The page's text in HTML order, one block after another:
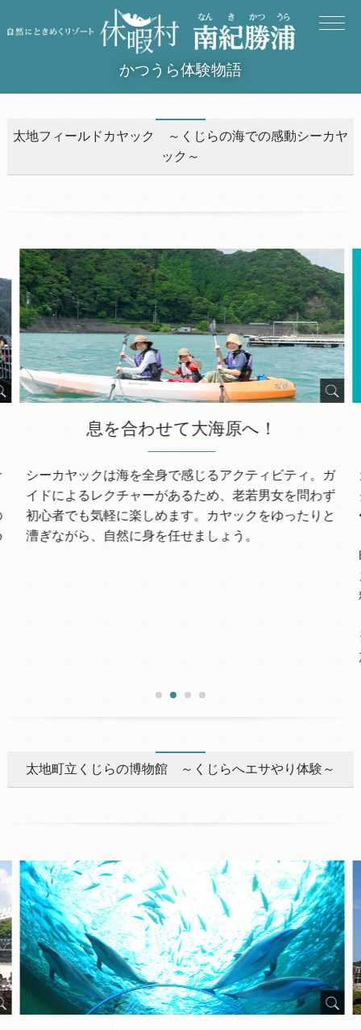
かつうら体験物語
太地フィールドカヤック ～くじらの海での感動シーカヤ
ック～
息を合わせて大海原へ！
シーカヤックは海を全身で感じるアクティビティ。ガ
イドによるレクチャーがあるため、老若男女を問わず
初心者でも気軽に楽しめます。カヤックをゆったりと
漕ぎながら、自然に身を任せましょう。
太地町立くじらの博物館 ～くじらへエサやり体験～